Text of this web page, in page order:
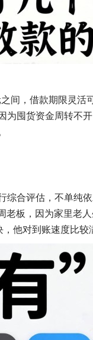
间，借款期限灵活
为囤货资金周转不
综合评估，不单纯
板，因为家里老
他对到账速度比较